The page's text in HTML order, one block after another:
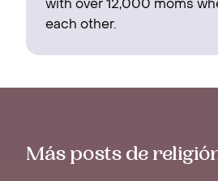
with over 12,000 moms
each other.
Más posts de